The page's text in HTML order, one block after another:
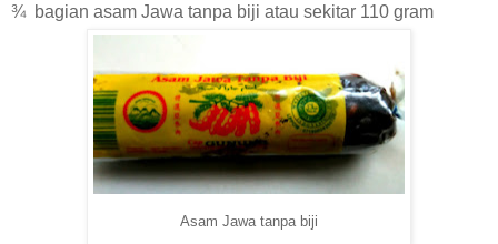
¾ bagian asam Jawa tanpa biji atau sekitar 110 gram
Asam Jawa tanpa biji